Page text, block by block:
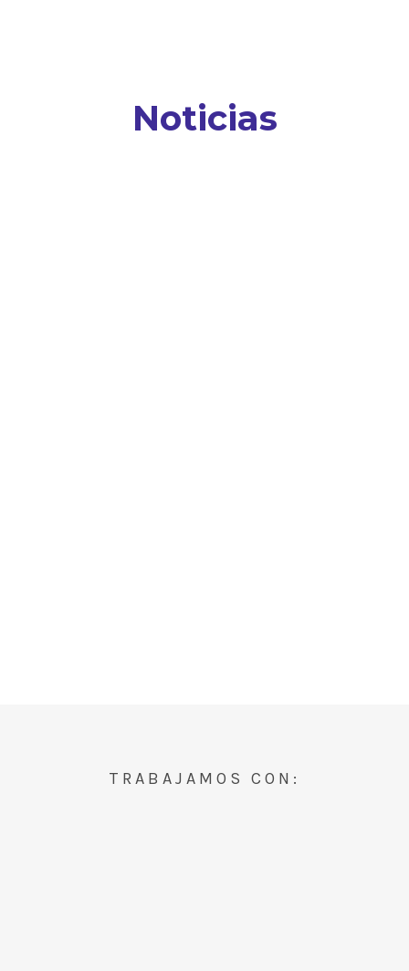
Noticias
TRABAJAMOS CON: